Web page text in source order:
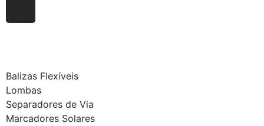
Balizas Flexíveis
Lombas
Separadores de Via
Marcadores Solares